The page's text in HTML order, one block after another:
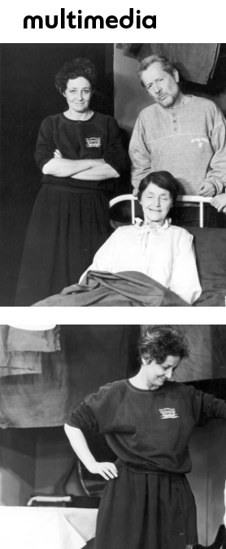
multimedia